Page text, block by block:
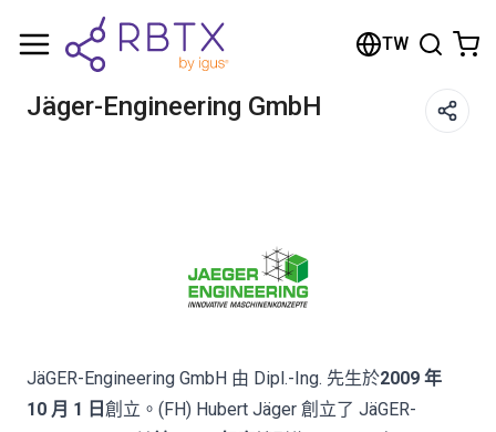
TW
Jäger-Engineering GmbH
JäGER-Engineering GmbH 由 Dipl.-Ing. 先生於2009 年
10 月 1 日 創立。(FH) Hubert Jäger 創立了 JäGER-
Shopping Cart